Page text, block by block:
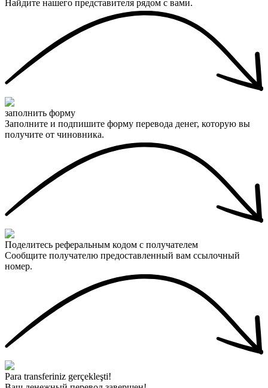
Найдите нашего представителя рядом с вами.
заполнить форму
Заполните и подпишите форму перевода денег, которую вы
получите от чиновника.
Поделитесь реферальным кодом с получателем
Сообщите получателю предоставленный вам ссылочный
номер.
Para transferiniz gerçekleşti!